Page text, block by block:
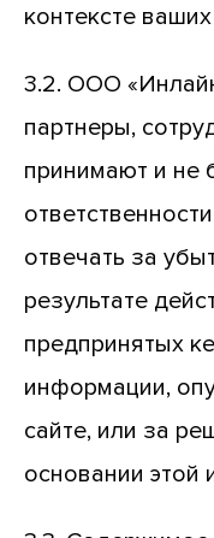
контексте
3.2. ООО
партнеры,
принимают и не
отвечать за
результате
предпринятых
информации,
сайте, или за
основании этой